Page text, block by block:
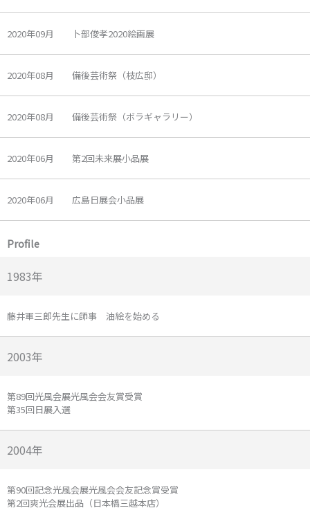
2020年09月 卜部俊孝2020絵画展
2020年08月 備後芸術祭（枝広邸）
2020年08月 備後芸術祭（ボラギャラリー）
2020年06月 第2回未来展小品展
2020年06月 広島日展会小品展
Profile
1983年
藤井軍三郎先生に師事 油絵を始める
2003年
第89回光風会展光風会会友賞受賞
第35回日展入選
2004年
第90回記念光風会展光風会会友記念賞受賞
第2回爽光会展出品（日本橋三越本店）